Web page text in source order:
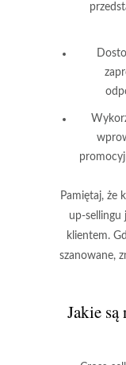
Pamiętaj, że
up-sellingu
klientem.
szanowane,
Jakie